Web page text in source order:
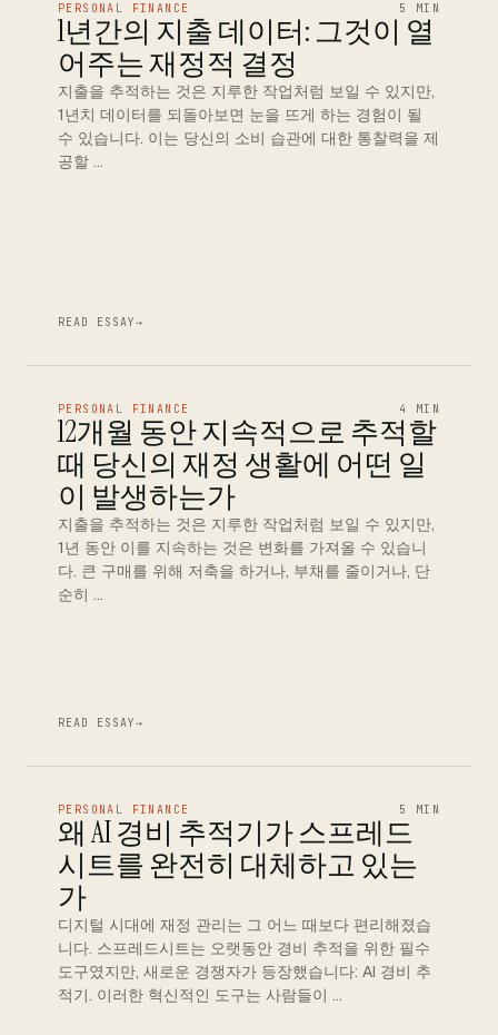
PERSONAL FINANCE 5 MIN
1년간의 지출 데이터: 그것이 열
어주는 재정적 결정
지출을 추적하는 것은 지루한 작업처럼 보일 수 있지만,
1년치 데이터를 되돌아보면 눈을 뜨게 하는 경험이 될
수 있습니다. 이는 당신의 소비 습관에 대한 통찰력을 제
공할 …
READ ESSAY→
PERSONAL FINANCE 4 MIN
12개월 동안 지속적으로 추적할
때 당신의 재정 생활에 어떤 일
이 발생하는가
지출을 추적하는 것은 지루한 작업처럼 보일 수 있지만,
1년 동안 이를 지속하는 것은 변화를 가져올 수 있습니
다. 큰 구매를 위해 저축을 하거나, 부채를 줄이거나, 단
순히 …
READ ESSAY→
PERSONAL FINANCE 5 MIN
왜 AI 경비 추적기가 스프레드
시트를 완전히 대체하고 있는
가
디지털 시대에 재정 관리는 그 어느 때보다 편리해졌습
니다. 스프레드시트는 오랫동안 경비 추적을 위한 필수
도구였지만, 새로운 경쟁자가 등장했습니다: AI 경비 추
적기. 이러한 혁신적인 도구는 사람들이 …